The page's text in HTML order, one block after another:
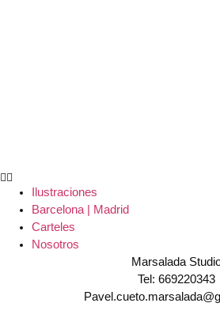
Ilustraciones
Barcelona | Madrid
Carteles
Nosotros
Marsalada
Tel: 669220343